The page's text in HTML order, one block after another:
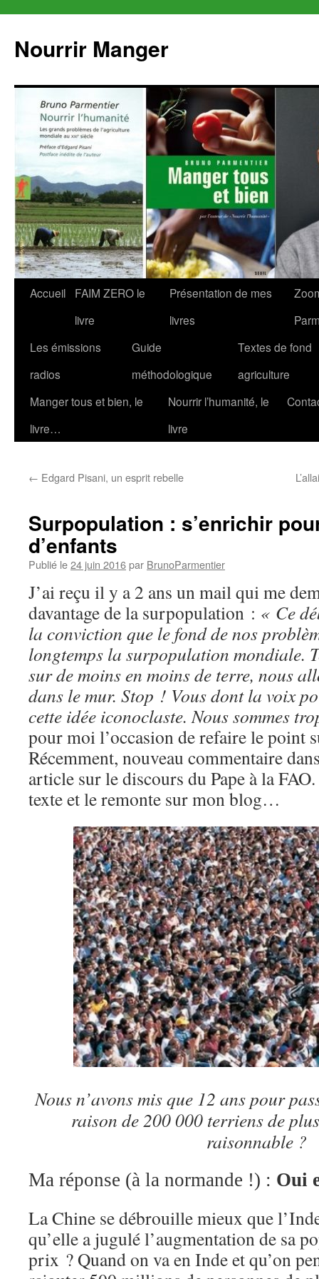
contenu
Nourrir Manger
Accueil
FAIM ZERO le
livre
Présentation de mes
livres
Les émissions
radios
Guide
méthodologique
Textes de fond
agriculture
Manger tous et bien, le
livre…
Nourrir l’humanité, le
livre
← Edgard Pisani, un esprit rebelle
Surpopulation : s’enrichir
d’enfants
Publié le24 juin 2016par BrunoParmentier
J’ai reçu il y a 2 ans un mail qui me
davantage de la surpopulation : « Ce
la conviction que le fond de nos
longtemps la surpopulation mondiale.
sur de moins en moins de terre, nous
dans le mur. Stop ! Vous dont la voix
cette idée iconoclaste. Nous sommes
pour moi l’occasion de refaire le point
Récemment, nouveau commentaire
article sur le discours du Pape à la
texte et le remonte sur mon blog…
Nous n’avons mis que 12 ans pour
raison de 200 000 terriens de
raisonnable ?
Ma réponse (à la normande !) : Oui
La Chine se débrouille mieux que
qu’elle a jugulé l’augmentation de sa
prix ? Quand on va en Inde et qu’on